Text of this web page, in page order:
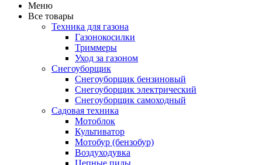
Меню
Все товары
Техника для газона
Газонокосилки
Триммеры
Уход за газоном
Снегоуборщик
Снегоуборщик бензиновый
Снегоуборщик электрический
Снегоуборщик самоходный
Садовая техника
Мотоблок
Культиватор
Мотобур (бензобур)
Воздуходувка
Цепные пилы